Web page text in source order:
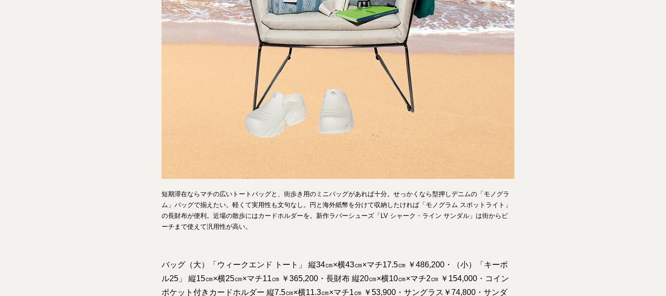
短期滞在ならマチの広いトートバッグと、街歩き用のミニバッグがあれば十分。せっかくなら型押しデニムの「モノグラ
ム」バッグで揃えたい。軽くて実用性も文句なし。円と海外紙幣を分けて収納したければ「モノグラム スポットライト」
の長財布が便利。近場の散歩にはカードホルダーを。新作ラバーシューズ「LV シャーク・ライン サンダル」は街からビ
ーチまで使えて汎用性が高い。
バッグ（大）「ウィークエンド トート」 縦34㎝×横43㎝×マチ17.5㎝ ￥486,200・（小）「キーポ
ル25」 縦15㎝×横25㎝×マチ11㎝ ￥365,200・長財布 縦20㎝×横10㎝×マチ2㎝ ￥154,000・コイン
ポケット付きカードホルダー 縦7.5㎝×横11.3㎝×マチ1㎝ ￥53,900・サングラス￥74,800・サンダ